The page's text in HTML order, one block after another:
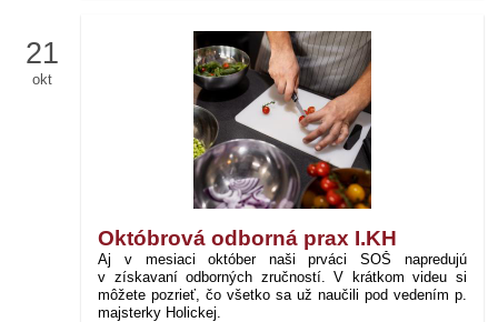
21
okt
Októbrová odborná prax I.KH
Aj v mesiaci október naši prváci SOŠ napredujú
v získavaní odborných zručností. V krátkom videu si
môžete pozrieť, čo všetko sa už naučili pod vedením p.
majsterky Holickej.